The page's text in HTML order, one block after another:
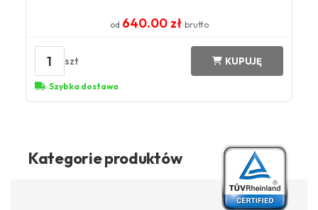
Kategorie produktów
od 640.00 zł brutto
1 szt KUPUJĘ
Szybka dostawa